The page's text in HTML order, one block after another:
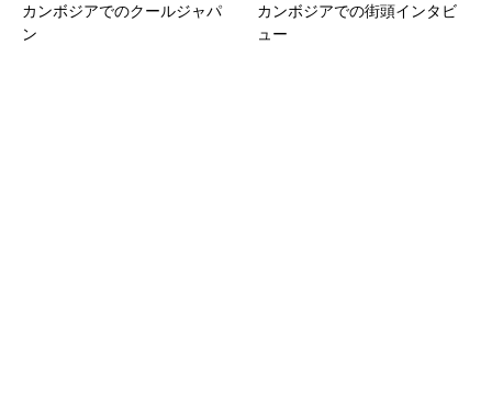
カンボジアでのクールジャパ
ン
カンボジアでの街頭インタビ
ュー